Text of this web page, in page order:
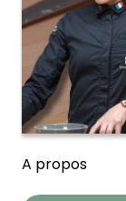
A propos